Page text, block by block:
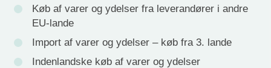
Køb af varer og ydelser fra leverandører i andre
EU-lande
Import af varer og ydelser – køb fra 3. lande
Indenlandske køb af varer og ydelser